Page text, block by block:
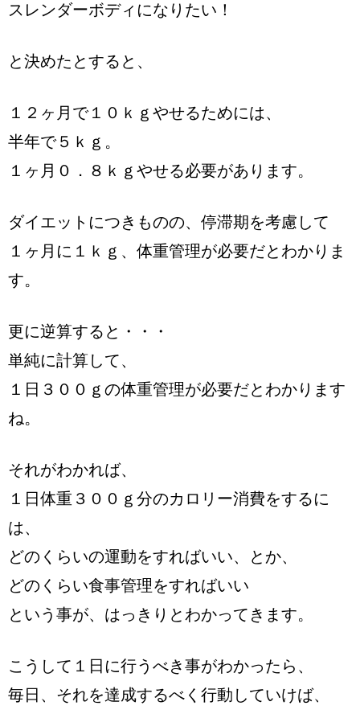
スレンダーボディになりたい！
と決めたとすると、
１２ヶ月で１０ｋｇやせるためには、
半年で５ｋｇ。
１ヶ月０．８ｋｇやせる必要があります。
ダイエットにつきものの、停滞期を考慮して
１ヶ月に１ｋｇ、体重管理が必要だとわかりま
す。
更に逆算すると・・・
単純に計算して、
１日３００ｇの体重管理が必要だとわかります
ね。
それがわかれば、
１日体重３００ｇ分のカロリー消費をするに
は、
どのくらいの運動をすればいい、とか、
どのくらい食事管理をすればいい
という事が、はっきりとわかってきます。
こうして１日に行うべき事がわかったら、
毎日、それを達成するべく行動していけば、